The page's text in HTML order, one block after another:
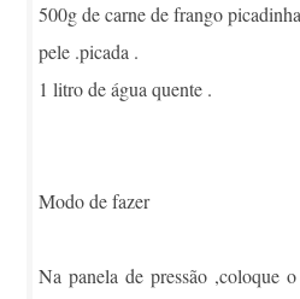
500g de carne de frango
pele .picada .
1 litro de água quente .
Modo de fazer
Na panela de pressão ,coloque